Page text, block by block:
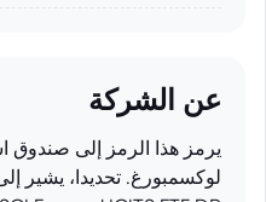
عن الشركة
يرمز هذا الرمز إلى